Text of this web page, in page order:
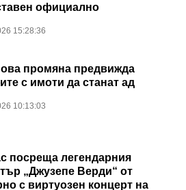
официално
15:28:36
промяна предвижда
с имоти да станат ад
10:13:03
посреща легендарния
„Джузепе Верди“ от
с виртуозен концерт на